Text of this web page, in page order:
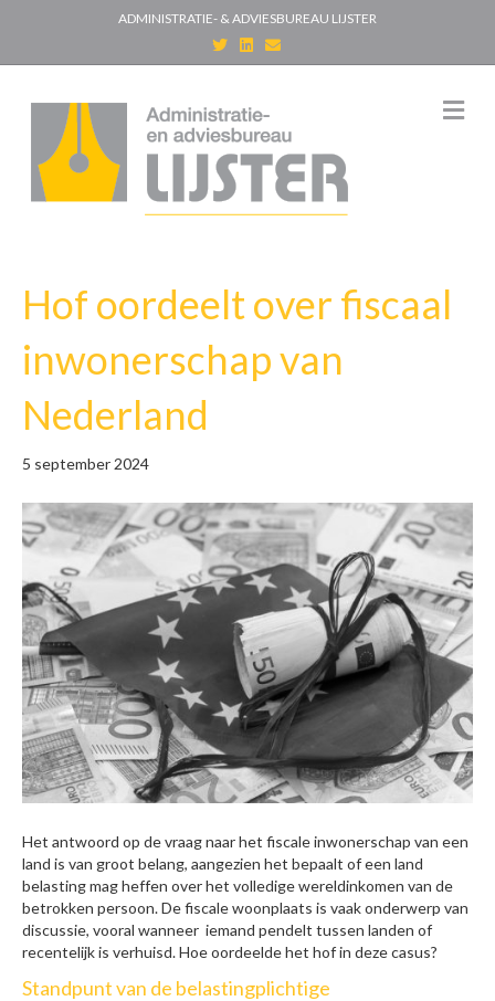
ADMINISTRATIE- & ADVIESBUREAU LIJSTER
T
w
i
e
r
n
d
i
n
E
m
a
M
e
Hof oordeelt over fiscaal
inwonerschap van
Nederland
5 september 2024
Het antwoord op de vraag naar het fiscale inwonerschap van een
land is van groot belang, aangezien het bepaalt of een land
belasting mag heffen over het volledige wereldinkomen van de
betrokken persoon. De fiscale woonplaats is vaak onderwerp van
discussie, vooral wanneer iemand pendelt tussen landen of
recentelijk is verhuisd. Hoe oordeelde het hof in deze casus?
Standpunt van de belastingplichtige